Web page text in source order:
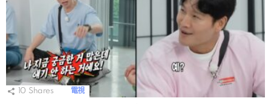
10 Shares 電視